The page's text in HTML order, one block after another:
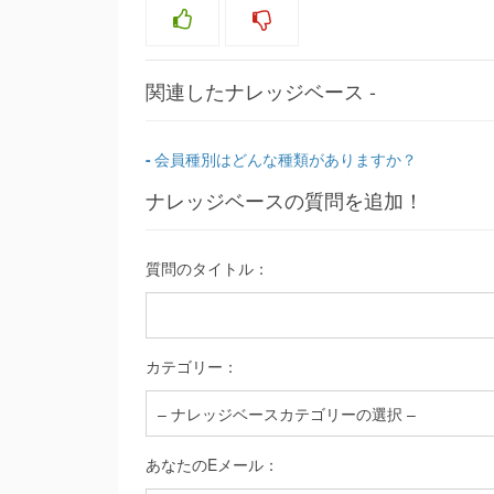
関連したナレッジベース -
会員種別はどんな種類がありますか？
ナレッジベースの質問を追加！
質問のタイトル：
カテゴリー：
あなたのEメール：